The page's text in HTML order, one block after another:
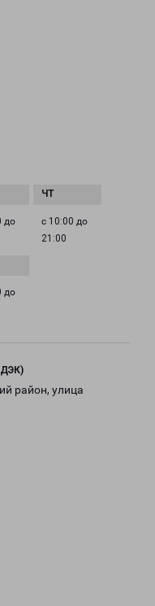
до
с 10:00 до
21:00
до
район, улица